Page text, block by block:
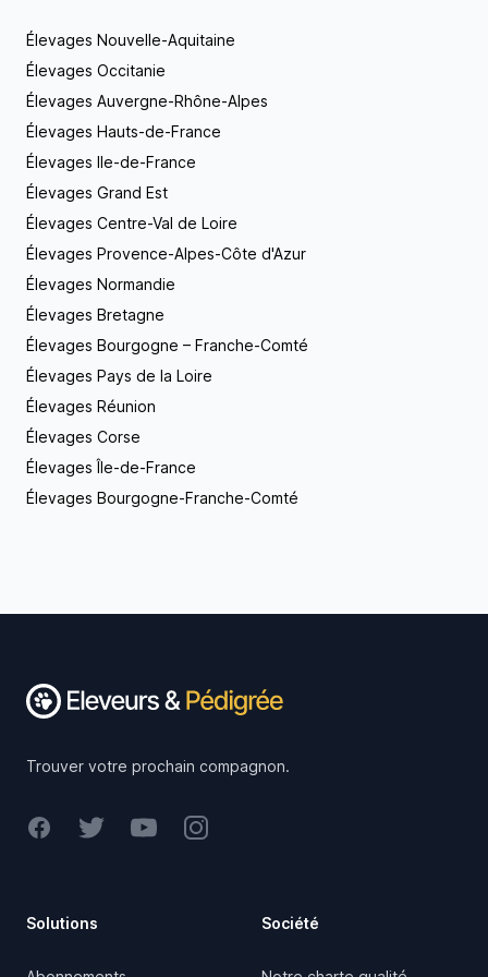
reproducteurs sont radiographiés officiellement
pour la dysplasie des hanches et des coudes. Si
vous êtes intéressés par notre élevage, par la
qualité de nos services, et surtout séduits par les
nous contacter par mail ou par téléphone !
Élevages Nouvelle-Aquitaine
Élevages Occitanie
Élevages Auvergne-Rhône-Alpes
Élevages Hauts-de-France
Élevages Ile-de-France
Élevages Grand Est
Élevages Centre-Val de Loire
Élevages Provence-Alpes-Côte d'Azur
Élevages Normandie
Élevages Bretagne
Élevages Bourgogne – Franche-Comté
Élevages Pays de la Loire
Élevages Réunion
Élevages Corse
Élevages Île-de-France
Élevages Bourgogne-Franche-Comté
Trouver votre prochain compagnon.
FacebookTwitterYoutubeInstagram
Solutions Société